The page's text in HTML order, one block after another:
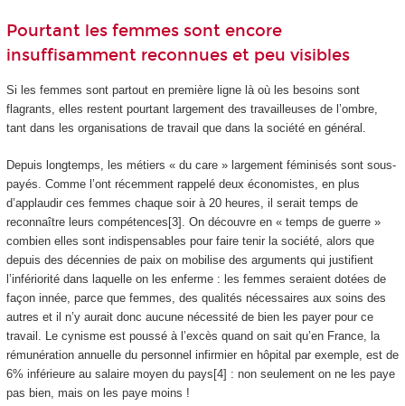
Pourtant les femmes sont encore
insuffisamment reconnues et peu visibles
Si les femmes sont partout en première ligne là où les besoins sont
flagrants, elles restent pourtant largement des travailleuses de l’ombre,
tant dans les organisations de travail que dans la société en général.
Depuis longtemps, les métiers « du care » largement féminisés sont sous-
payés. Comme l’ont récemment rappelé deux économistes, en plus
d’applaudir ces femmes chaque soir à 20 heures, il serait temps de
reconnaître leurs compétences[3]. On découvre en « temps de guerre »
combien elles sont indispensables pour faire tenir la société, alors que
depuis des décennies de paix on mobilise des arguments qui justifient
l’infériorité dans laquelle on les enferme : les femmes seraient dotées de
façon innée, parce que femmes, des qualités nécessaires aux soins des
autres et il n’y aurait donc aucune nécessité de bien les payer pour ce
travail. Le cynisme est poussé à l’excès quand on sait qu’en France, la
rémunération annuelle du personnel infirmier en hôpital par exemple, est de
6% inférieure au salaire moyen du pays[4] : non seulement on ne les paye
pas bien, mais on les paye moins !